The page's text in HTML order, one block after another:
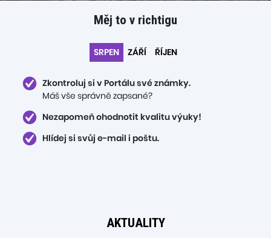
Měj to v richtigu
měsíci
SRPEN ZÁŘÍ ŘÍJEN
Zkontroluj si v Portálu své známky.
Máš vše správně zapsané?
Nezapomeň ohodnotit kvalitu výuky!
Hlídej si svůj e-mail i poštu.
AKTUALITY